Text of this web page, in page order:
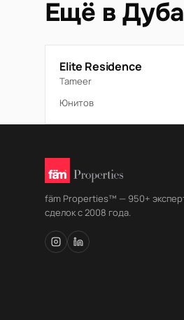
Ещё в
Elite Residence
Tameer
Юнитов
fäm Properties™ — 950+
сделок с 2008 года.